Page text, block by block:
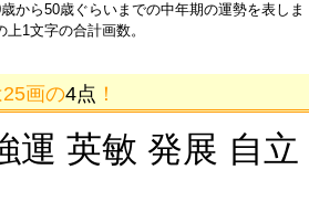
から50歳ぐらいまでの中年期の運勢を表しま
1文字の合計画数。
25画の4点 ！
運 英敏 発展 自立